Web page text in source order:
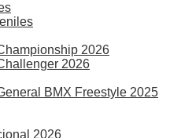
2026
2026
BMX Freestyle 2025
2026